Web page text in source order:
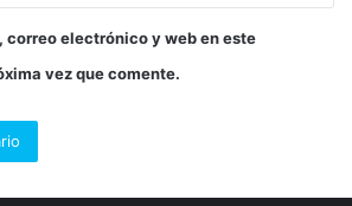
correo electrónico y web en este
vez que comente.